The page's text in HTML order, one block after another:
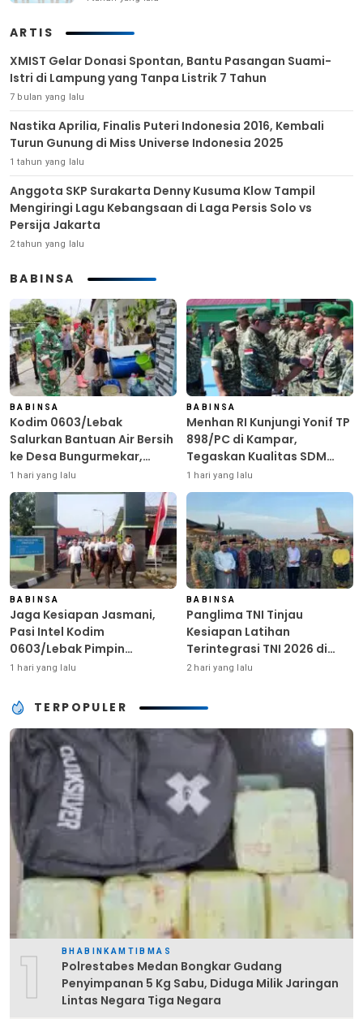
ARTIS
XMIST Gelar Donasi Spontan, Bantu Pasangan Suami-
Istri di Lampung yang Tanpa Listrik 7 Tahun
7 bulan yang lalu
Nastika Aprilia, Finalis Puteri Indonesia 2016, Kembali
Turun Gunung di Miss Universe Indonesia 2025
1 tahun yang lalu
Anggota SKP Surakarta Denny Kusuma Klow Tampil
Mengiringi Lagu Kebangsaan di Laga Persis Solo vs
Persija Jakarta
2 tahun yang lalu
BABINSA
BABINSA
Kodim 0603/Lebak
Salurkan Bantuan Air Bersih
ke Desa Bungurmekar,
Ringankan Beban Warga
Terdampak Kemarau
1 hari yang lalu
BABINSA
Menhan RI Kunjungi Yonif TP
898/PC di Kampar,
Tegaskan Kualitas SDM
Kunci Kekuatan TNI
1 hari yang lalu
BABINSA
Jaga Kesiapan Jasmani,
Pasi Intel Kodim
0603/Lebak Pimpin
Pembinaan Fisik Rutin
1 hari yang lalu
BABINSA
Panglima TNI Tinjau
Kesiapan Latihan
Terintegrasi TNI 2026 di
Dabo Singkep
2 hari yang lalu
TERPOPULER
1 BHABINKAMTIBMAS
Polrestabes Medan Bongkar Gudang
Penyimpanan 5 Kg Sabu, Diduga Milik Jaringan
Lintas Negara Tiga Negara